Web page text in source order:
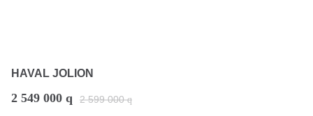
HAVAL JOLION
2 549 000 q 2 599 000 q